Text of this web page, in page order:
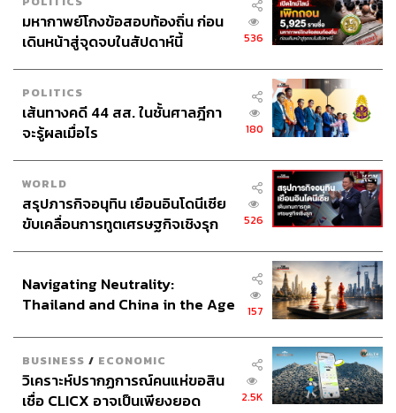
มหากาพย์โกงข้อสอบท้องถิ่น ก่อน
เดินหน้าสู่จุดจบในสัปดาห์นี้
536
POLITICS
เส้นทางคดี 44 สส. ในชั้นศาลฎีกา
จะรู้ผลเมื่อไร
180
WORLD
สรุปภารกิจอนุทิน เยือนอินโดนีเซีย
ขับเคลื่อนการทูตเศรษฐกิจเชิงรุก
526
Navigating Neutrality:
Thailand and China in the Age
157
BUSINESS / ECONOMIC
วิเคราะห์ปรากฏการณ์คนแห่ขอสิน
เชื่อ CLICX อาจเป็นเพียงยอด
2.5K